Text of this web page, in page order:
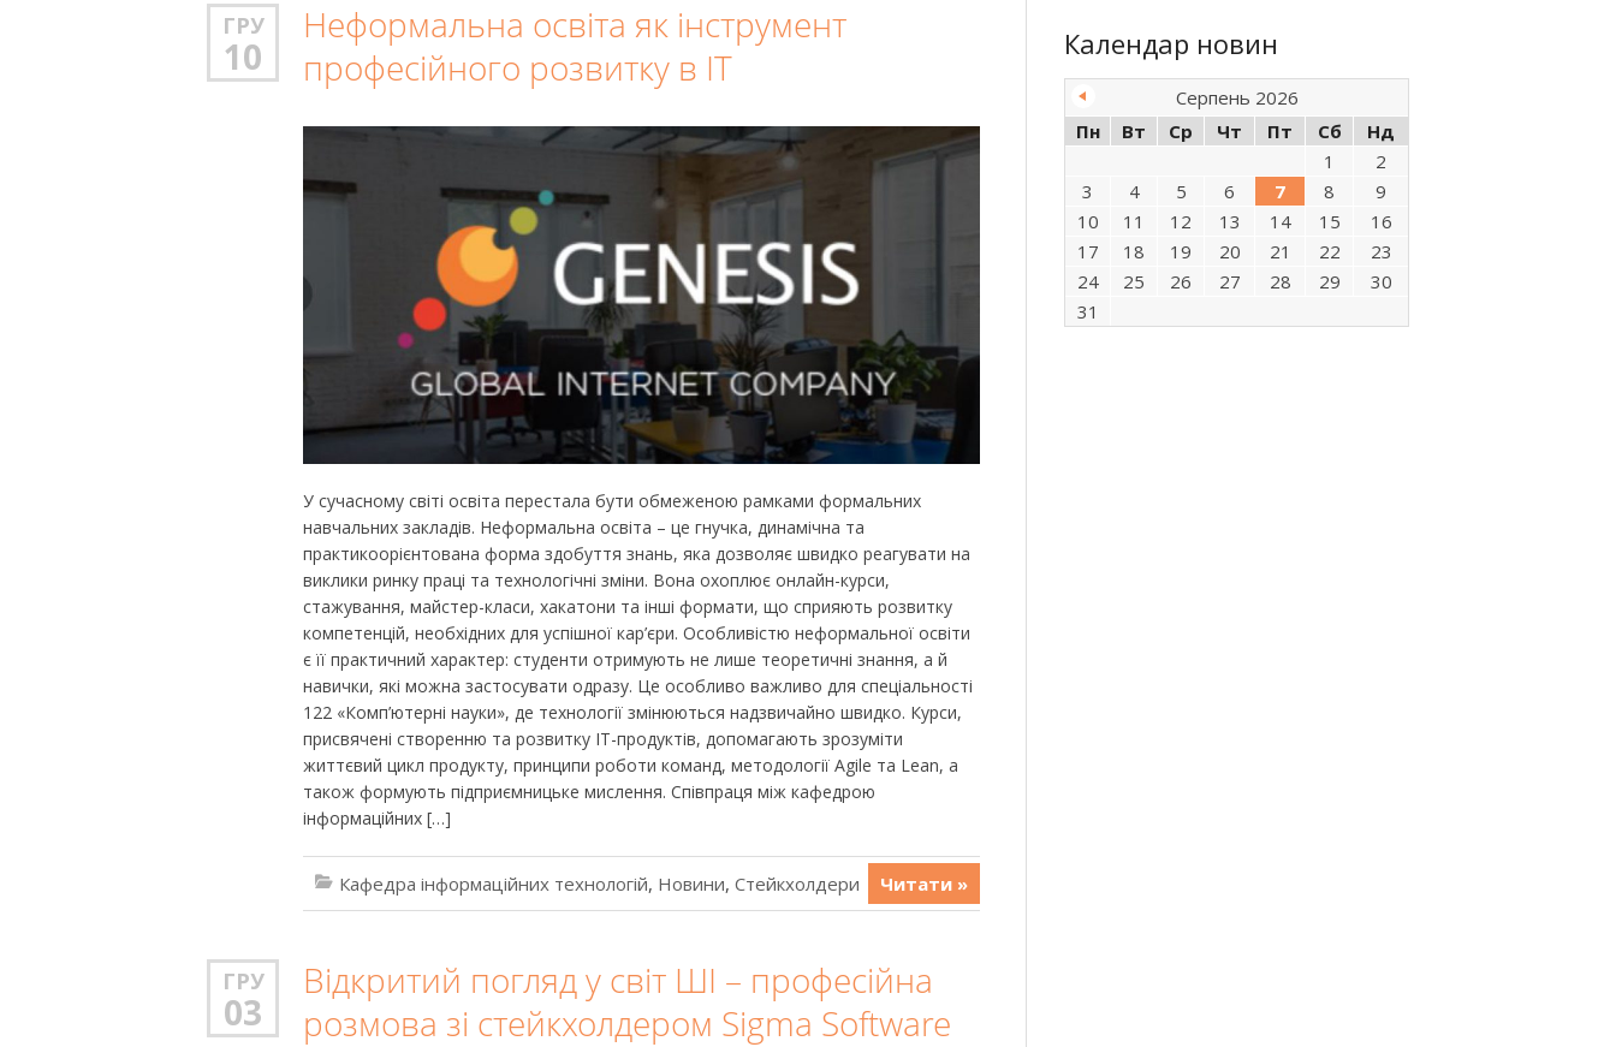
ГРУ
10
Неформальна освіта як інструмент
професійного розвитку в ІТ
У сучасному світі освіта перестала бути обмеженою рамками формальних
навчальних закладів. Неформальна освіта – це гнучка, динамічна та
практикоорієнтована форма здобуття знань, яка дозволяє швидко реагувати на
виклики ринку праці та технологічні зміни. Вона охоплює онлайн-курси,
стажування, майстер-класи, хакатони та інші формати, що сприяють розвитку
компетенцій, необхідних для успішної кар’єри. Особливістю неформальної освіти
є її практичний характер: студенти отримують не лише теоретичні знання, а й
навички, які можна застосувати одразу. Це особливо важливо для спеціальності
122 «Комп’ютерні науки», де технології змінюються надзвичайно швидко. Курси,
присвячені створенню та розвитку ІТ-продуктів, допомагають зрозуміти
життєвий цикл продукту, принципи роботи команд, методології Agile та Lean, а
також формують підприємницьке мислення. Співпраця між кафедрою
інформаційних […]
Кафедра інформаційних технологій, Новини, Стейкхолдери Читати »
ГРУ
03
Відкритий погляд у світ ШІ – професійна
розмова зі стейкхолдером Sigma Software
Календар новин
Серпень 2026
Пн
Вт Ср Чт Пт Сб
Нд
1
2
3
4 5 6 7 8
9
10
11 12 13 14 15
16
17
18 19 20 21 22
23
24
25 26 27 28 29
30
31